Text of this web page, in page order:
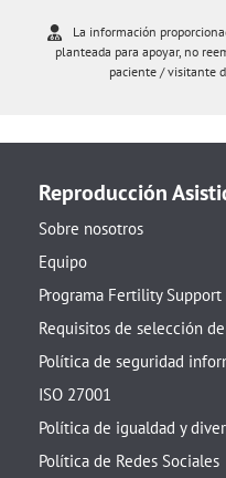
La información
planteada para apoyar, no
paciente / visitante
Reproducción
Sobre nosotros
Equipo
Programa Fertility Support
Requisitos de selección
Política de seguridad
ISO 27001
Política de igualdad y
Política de Redes Sociales